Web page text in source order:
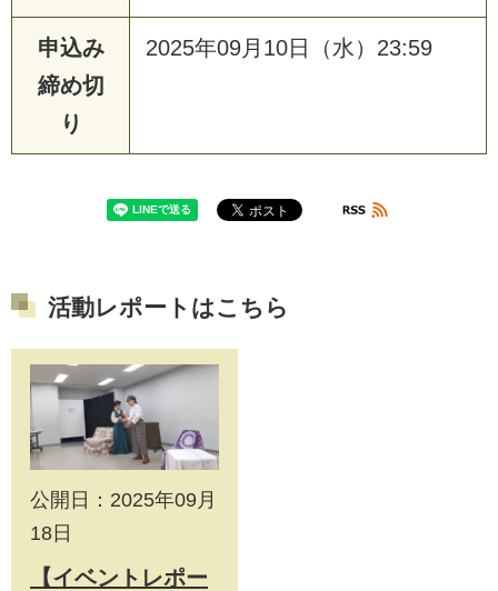
申込み
締め切
り
2025年09月10日（水）23:59
活動レポートはこちら
公開日：2025年09月
18日
【イベントレポー